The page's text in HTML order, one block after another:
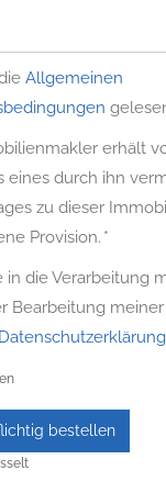
Allgemeinen
erhält
eines durch ihn
zu dieser
Provision. *
in die Verarbeitung
Bearbeitung
Datenschutzerklärung
bestellen